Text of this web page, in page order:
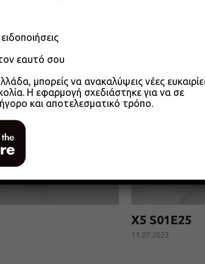
X5 S01E25
11.07.2023
εαυτό σου
μπορείς να ανακαλύψεις νέες
Η εφαρμογή σχεδιάστηκε για να σε
και αποτελεσματικό τρόπο.